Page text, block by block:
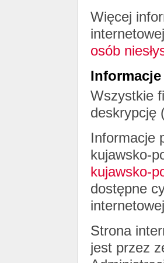
Więcej
osób
Wszystkie
deskrypcję
Informacje
kujawsko-
kujawsko-
dostępne
Strona
jest przez